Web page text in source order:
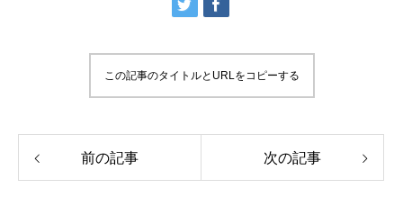
この記事のタイトルとURLをコピーする
前の記事 次の記事